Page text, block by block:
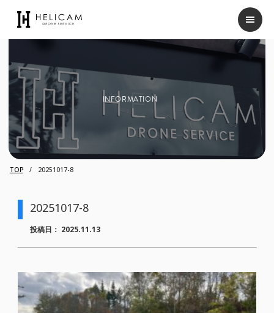
INFORMATION
TOP 20251017-8
20251017-8
投稿日： 2025.11.13